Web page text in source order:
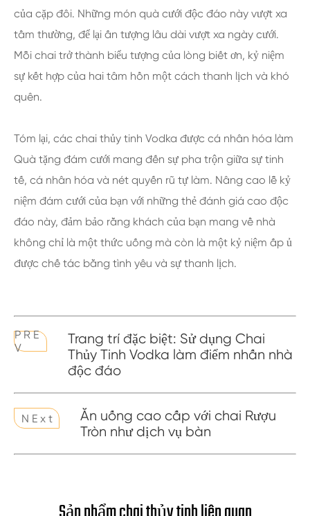
của cặp đôi. Những món quà cưới độc đáo này vượt xa
tầm thường, để lại ấn tượng lâu dài vượt xa ngày cưới.
Mỗi chai trở thành biểu tượng của lòng biết ơn, kỷ niệm
sự kết hợp của hai tâm hồn một cách thanh lịch và khó
quên.
Tóm lại, các chai thủy tinh Vodka được cá nhân hóa làm
Quà tặng đám cưới mang đến sự pha trộn giữa sự tinh
tế, cá nhân hóa và nét quyến rũ tự làm. Nâng cao lễ kỷ
niệm đám cưới của bạn với những thẻ đánh giá cao độc
đáo này, đảm bảo rằng khách của bạn mang về nhà
không chỉ là một thức uống mà còn là một kỷ niệm ấp ủ
được chế tác bằng tình yêu và sự thanh lịch.
P R E
V
Trang trí đặc biệt: Sử dụng Chai
Thủy Tinh Vodka làm điểm nhấn nhà
độc đáo
N E x t
Ăn uống cao cấp với chai Rượu
Tròn như dịch vụ bàn